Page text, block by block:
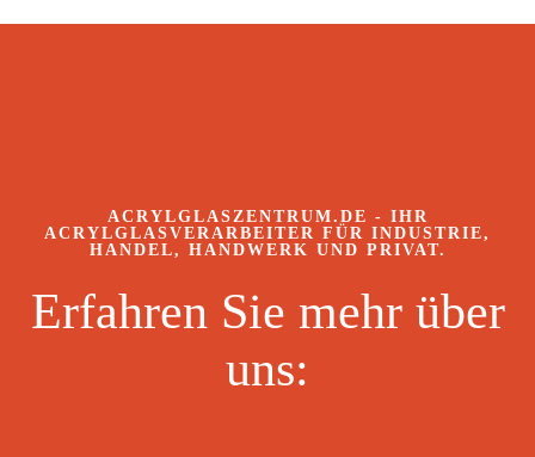
ACRYLGLASZENTRUM.DE - IHR
ACRYLGLASVERARBEITER FÜR INDUSTRIE,
HANDEL, HANDWERK UND PRIVAT.
Erfahren Sie mehr über
uns: